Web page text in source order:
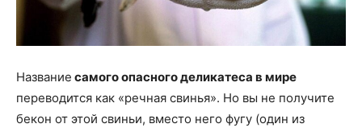
Название самого опасного деликатеса в мире
переводится как «речная свинья». Но вы не получите
бекон от этой свиньи, вместо него фугу (один из